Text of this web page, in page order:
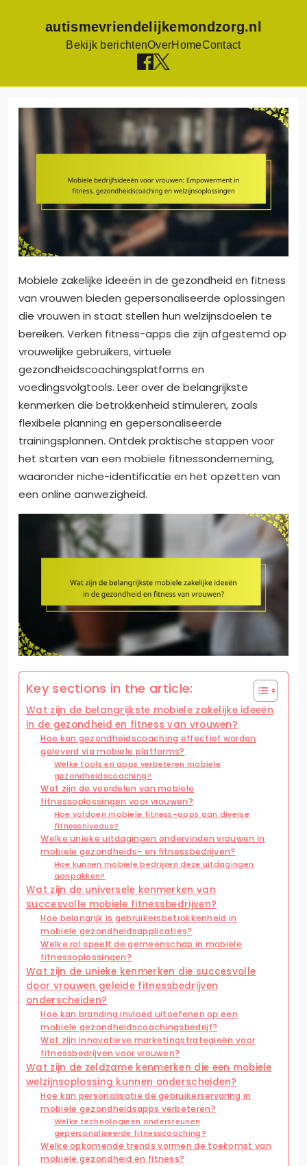
autismevriendelijkemondzorg.nl
Bekijk berichtenOverHomeContact
Mobiele zakelijke ideeën in de gezondheid en fitness
van vrouwen bieden gepersonaliseerde oplossingen
die vrouwen in staat stellen hun welzijnsdoelen te
bereiken. Verken fitness-apps die zijn afgestemd op
vrouwelijke gebruikers, virtuele
gezondheidscoachingsplatforms en
voedingsvolgtools. Leer over de belangrijkste
kenmerken die betrokkenheid stimuleren, zoals
flexibele planning en gepersonaliseerde
trainingsplannen. Ontdek praktische stappen voor
het starten van een mobiele fitnessonderneming,
waaronder niche-identificatie en het opzetten van
een online aanwezigheid.
Key sections in the article:
Wat zijn de belangrijkste mobiele zakelijke ideeën
in de gezondheid en fitness van vrouwen?
Hoe kan gezondheidscoaching effectief worden
geleverd via mobiele platforms?
Welke tools en apps verbeteren mobiele
gezondheidscoaching?
Wat zijn de voordelen van mobiele
fitnessoplossingen voor vrouwen?
Hoe voldoen mobiele fitness-apps aan diverse
fitnessniveaus?
Welke unieke uitdagingen ondervinden vrouwen in
mobiele gezondheids- en fitnessbedrijven?
Hoe kunnen mobiele bedrijven deze uitdagingen
aanpakken?
Wat zijn de universele kenmerken van
succesvolle mobiele fitnessbedrijven?
Hoe belangrijk is gebruikersbetrokkenheid in
mobiele gezondheidsapplicaties?
Welke rol speelt de gemeenschap in mobiele
fitnessoplossingen?
Wat zijn de unieke kenmerken die succesvolle
door vrouwen geleide fitnessbedrijven
onderscheiden?
Hoe kan branding invloed uitoefenen op een
mobiele gezondheidscoachingsbedrijf?
Wat zijn innovatieve marketingstrategieën voor
fitnessbedrijven voor vrouwen?
Wat zijn de zeldzame kenmerken die een mobiele
welzijnsoplossing kunnen onderscheiden?
Hoe kan personalisatie de gebruikerservaring in
mobiele gezondheidsapps verbeteren?
Welke technologieën ondersteunen
gepersonaliseerde fitnesscoaching?
Welke opkomende trends vormen de toekomst van
mobiele gezondheid en fitness?